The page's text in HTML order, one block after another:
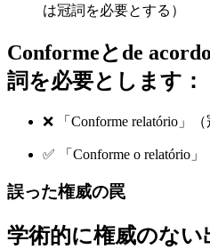
は冠詞を必要とする）
Conformeとde
詞を必要とします：
❌ 「Conforme relatório」
✅ 「Conforme o relatório」
誤った権威の罠
学術的に権威のな